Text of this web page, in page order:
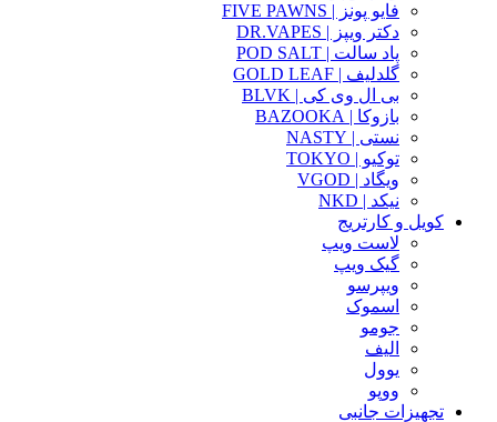
فایو پونز | FIVE PAWNS
دکتر ویپز | DR.VAPES
پاد سالت | POD SALT
گلدلیف | GOLD LEAF
بی ال وی کی | BLVK
بازوکا | BAZOOKA
نستی | NASTY
توکیو | TOKYO
ویگاد | VGOD
نیکد | NKD
کویل و کارتریج
لاست ویپ
گیک ویپ
ویپرسو
اسموک
جومو
الیف
یوول
ووپو
تجهیزات جانبی